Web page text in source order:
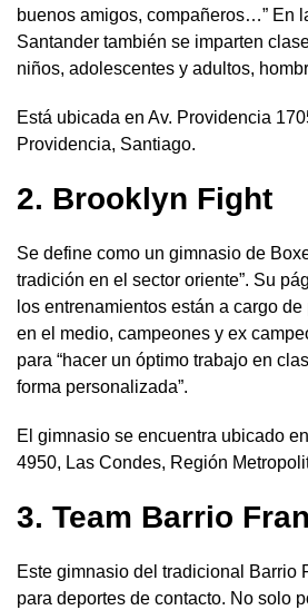
buenos amigos, compañeros…” En
Santander también se imparten
niños, adolescentes y adultos,
Está ubicada en Av. Providencia
Providencia, Santiago.
2. Brooklyn Fight
Se define como un gimnasio de
tradición en el sector oriente”. Su
los entrenamientos están a cargo
en el medio, campeones y ex
para “hacer un óptimo trabajo en
forma personalizada”.
El gimnasio se encuentra ubicado
4950, Las Condes, Región
3. Team Barrio
Este gimnasio del tradicional Barrio
para deportes de contacto. No solo